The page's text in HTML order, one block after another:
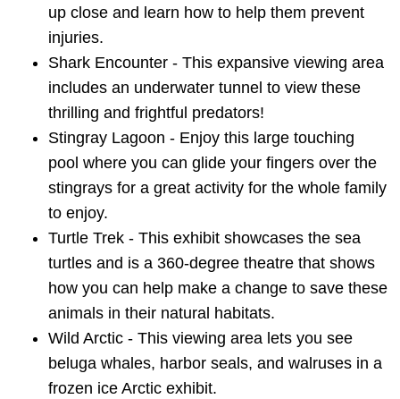
up close and learn how to help them prevent
injuries.
Shark Encounter - This expansive viewing area
includes an underwater tunnel to view these
thrilling and frightful predators!
Stingray Lagoon - Enjoy this large touching
pool where you can glide your fingers over the
stingrays for a great activity for the whole family
to enjoy.
Turtle Trek - This exhibit showcases the sea
turtles and is a 360-degree theatre that shows
how you can help make a change to save these
animals in their natural habitats.
Wild Arctic - This viewing area lets you see
beluga whales, harbor seals, and walruses in a
frozen ice Arctic exhibit.